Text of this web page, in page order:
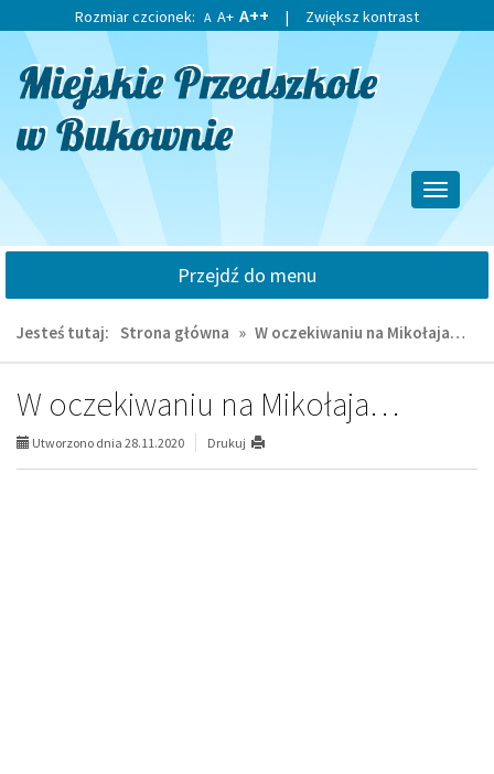
do
głównej
treści
do
wyszukiwarki
Rozmiar czcionek: A A+ A++ | Zwiększ kontrast
Przełącz
Przejdź do menu
Jesteś tutaj: Strona główna » W oczekiwaniu na Mikołaja…
W oczekiwaniu na Mikołaja…
Utworzono dnia 28.11.2020 Drukuj